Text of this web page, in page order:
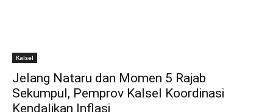
Kalsel
Jelang Nataru dan Momen 5 Rajab
Sekumpul, Pemprov Kalsel Koordinasi
Kendalikan Inflasi